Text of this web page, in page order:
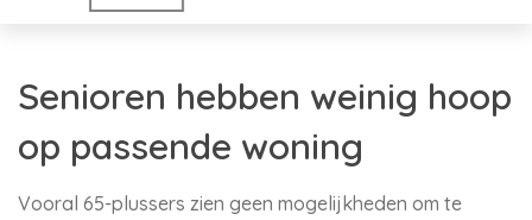
Senioren hebben weinig hoop
op passende woning
Vooral 65-plussers zien geen mogelijkheden om te